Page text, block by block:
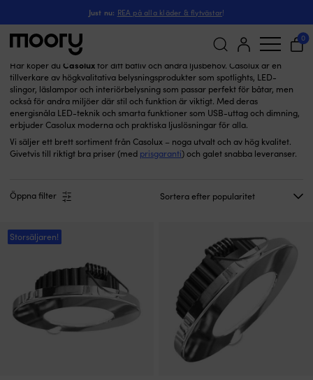
Just nu: REA på alla kläder & flytvästar!
Sök
efter:
0
Casolux
Här köper du Casoluxför ditt båtliv och andra ljusbehov. Casolux är en
tillverkare av högkvalitativa belysningsprodukter som spotlights, LED-
slingor, läslampor och interiörbelysning som passar perfekt för båtar, men
också för andra miljöer där stil och funktion är viktigt. Med deras
energisnåla LED-teknik och smarta funktioner som USB-uttag och dimning,
erbjuder Casolux moderna och praktiska ljuslösningar för alla.
Vi säljer ett brett sortiment från Casolux – noga utvalt och av hög kvalitet.
Givetvis till riktigt bra priser (med prisgaranti) och galet snabba leveranser.
Öppna filter
Storsäljaren!